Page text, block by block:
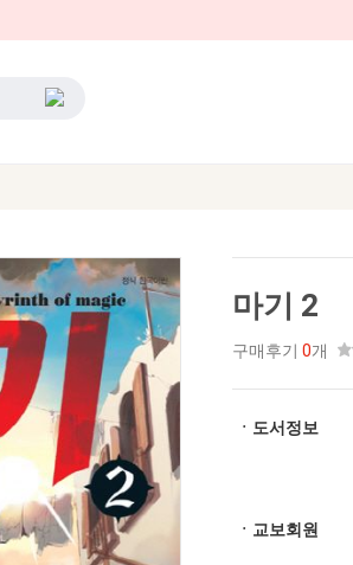
마기 2
구매후기 0개
ㆍ도서정보
ㆍ교보회원